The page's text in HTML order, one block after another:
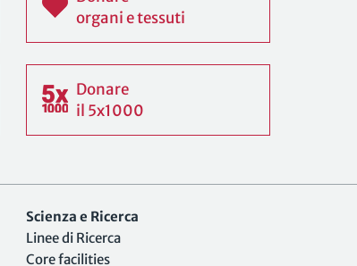
organi e tessuti
Donare
il 5x1000
Scienza e Ricerca
Linee di Ricerca
Core facilities